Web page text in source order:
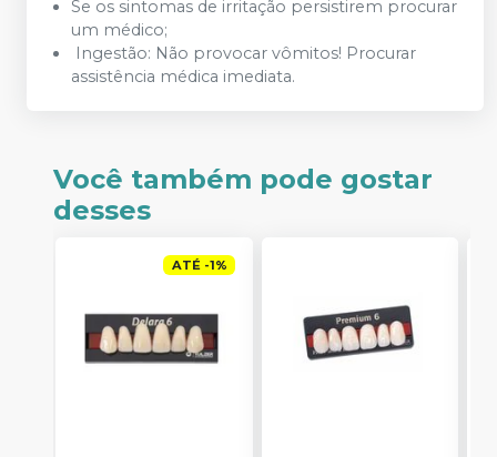
Se os sintomas de irritação persistirem procurar
um médico;
Ingestão: Não provocar vômitos! Procurar
assistência médica imediata.
Você também pode gostar
desses
ATÉ -1%